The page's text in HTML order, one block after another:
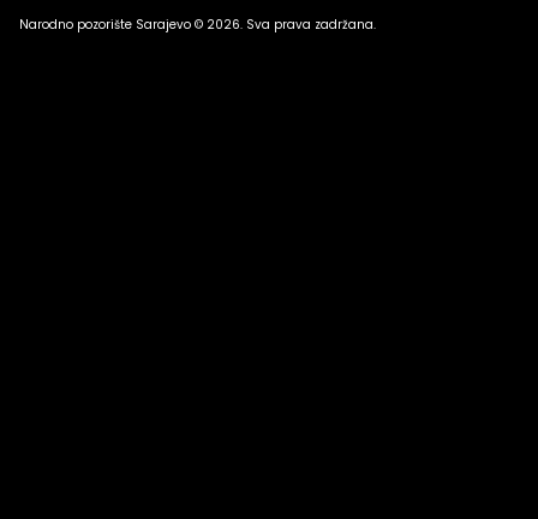
Narodno pozorište Sarajevo © 2026. Sva prava zadržana.